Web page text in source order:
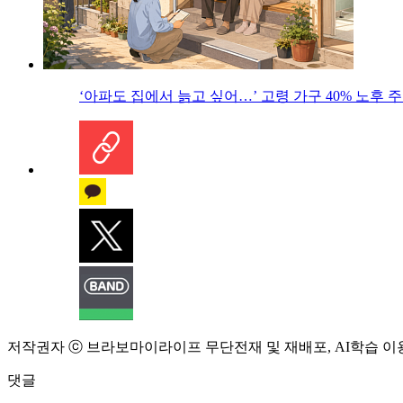
‘아파도 집에서 늙고 싶어…’ 고령 가구 40% 노후
저작권자 ⓒ 브라보마이라이프 무단전재 및 재배포, AI학습 이
댓글